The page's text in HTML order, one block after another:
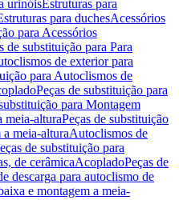
urinóisEstruturas para
para duchesAcessórios
para Acessórios
de substituição para Para
de exterior para
para Autoclismos de
Peças de substituição para
para Montagem
meia-alturaPeças de substituição
meia-alturaAutoclismos de
de substituição para
de cerâmicaAcopladoPeças de
descarga para autoclismo de
e montagem a meia-